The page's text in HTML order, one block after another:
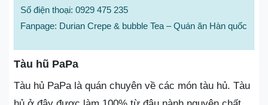
Số điện thoại: 0929 475 235
Fanpage: Durian Crepe & bubble Tea – Quán ăn Hàn quốc
Tàu hũ PaPa
Tàu hủ PaPa là quán chuyên về các món tàu hủ. Tàu